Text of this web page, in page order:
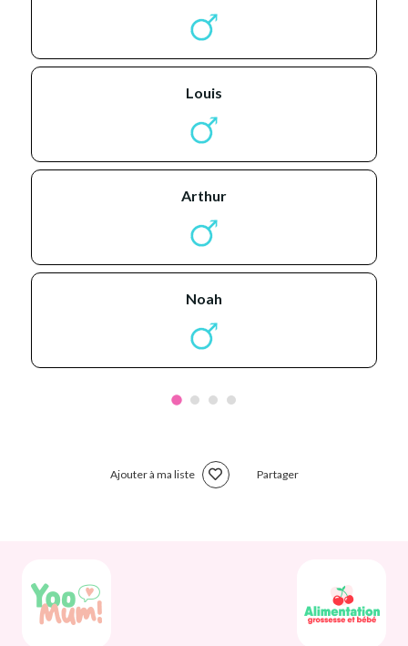
louis
arthur
noah
Ajouter à ma liste Partager